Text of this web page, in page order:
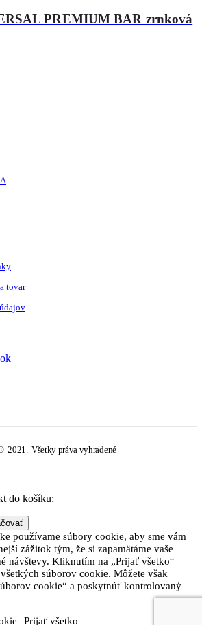
PREMIUM BAR zrnková
tovar
2021. Všetky práva vyhradené
do košíku:
používame súbory cookie, aby sme vám
zážitok tým, že si zapamätáme vaše
návštevy. Kliknutím na „Prijať všetko“
súborov cookie. Môžete však
cookie“ a poskytnúť kontrolovaný
Prijať všetko